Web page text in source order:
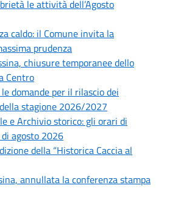
le attività dell’Agosto
caldo: il Comune invita la
prudenza
chiusure temporanee dello
Centro
domande per il rilascio dei
stagione 2026/2027
e Archivio storico: gli orari di
agosto 2026
della “Historica Caccia al
annullata la conferenza stampa